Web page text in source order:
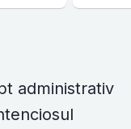
administrativ